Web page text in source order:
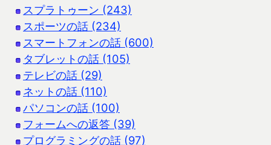
スプラトゥーン (243)
スポーツの話 (234)
スマートフォンの話 (600)
タブレットの話 (105)
テレビの話 (29)
ネットの話 (110)
パソコンの話 (100)
フォームへの返答 (39)
プログラミングの話 (97)